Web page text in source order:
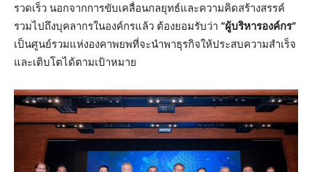
รวดเร็ว นอกจากการขับเคลื่อนกลยุทธ์และความคิดสร้างสรรค์
รวมไปถึงบุคลากรในองค์กรแล้ว ต้องยอมรับว่า “ผู้บริหารองค์กร”
เป็นศูนย์รวมแห่งองคาพยพที่จะนำพาธุรกิจให้ประสบความสำเร็จ
และเติบโตได้ตามเป้าหมาย